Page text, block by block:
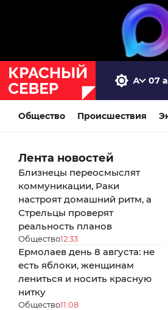
07
Общество Происшествия
Лента новостей
Близнецы переосмыслят
коммуникации, Раки
настроят домашний ритм, а
Стрельцы проверят
реальность планов
Общество12:33
Ермолаев день 8 августа: не
есть яблоки, женщинам
лениться и носить красную
нитку
Общество11:08